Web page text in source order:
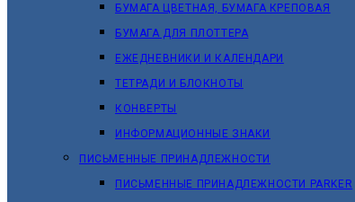
БУМАГА ЦВЕТНАЯ, БУМАГА КРЕПОВАЯ
БУМАГА ДЛЯ ПЛОТТЕРА
ЕЖЕДНЕВНИКИ И КАЛЕНДАРИ
ТЕТРАДИ И БЛОКНОТЫ
КОНВЕРТЫ
ИНФОРМАЦИОННЫЕ ЗНАКИ
ПИСЬМЕННЫЕ ПРИНАДЛЕЖНОСТИ
ПИСЬМЕННЫЕ ПРИНАДЛЕЖНОСТИ PARKER